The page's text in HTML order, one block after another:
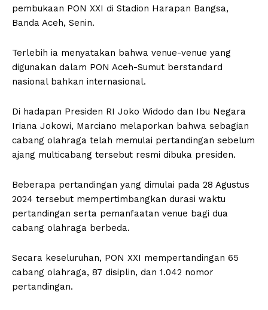
pembukaan PON XXI di Stadion Harapan Bangsa,
Banda Aceh, Senin.
Terlebih ia menyatakan bahwa venue-venue yang
digunakan dalam PON Aceh-Sumut berstandard
nasional bahkan internasional.
Di hadapan Presiden RI Joko Widodo dan Ibu Negara
Iriana Jokowi, Marciano melaporkan bahwa sebagian
cabang olahraga telah memulai pertandingan sebelum
ajang multicabang tersebut resmi dibuka presiden.
Beberapa pertandingan yang dimulai pada 28 Agustus
2024 tersebut mempertimbangkan durasi waktu
pertandingan serta pemanfaatan venue bagi dua
cabang olahraga berbeda.
Secara keseluruhan, PON XXI mempertandingan 65
cabang olahraga, 87 disiplin, dan 1.042 nomor
pertandingan.